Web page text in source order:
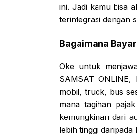
ini. Jadi kamu bisa
terintegrasi dengan
Bagaimana
Oke untuk
SAMSAT
mobil, truck, bus
mana tagihan
kemungkinan dari
lebih tinggi